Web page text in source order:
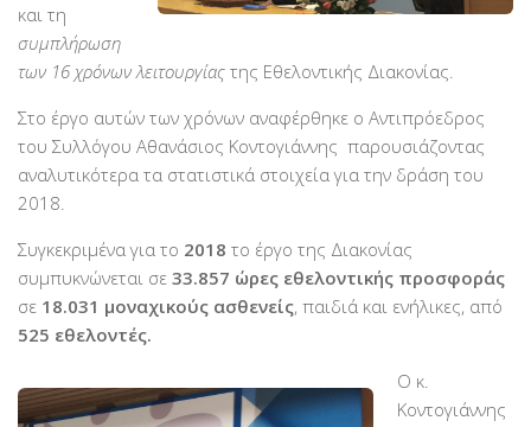
Ομάδες Στήριξης
Εμπειρίες
Μικρές ιστορίες
Στήριξέ μας
PayPal
Δράσεις
Νοσοκομεία
και τη
συμπλήρωση
των 16 χρόνων λειτουργίας της Εθελοντικής Διακονίας.
Στο έργο αυτών των χρόνων αναφέρθηκε ο Αντιπρόεδρος
του Συλλόγου Αθανάσιος Κοντογιάννης παρουσιάζοντας
αναλυτικότερα τα στατιστικά στοιχεία για την δράση του
2018.
Συγκεκριμένα για το 2018 το έργο της Διακονίας
συμπυκνώνεται σε 33.857 ώρες εθελοντικής προσφοράς
σε 18.031 μοναχικούς ασθενείς, παιδιά και ενήλικες, από
525 εθελοντές.
Ο κ.
Κοντογιάννης